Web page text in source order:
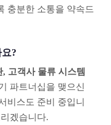
충분한 소통을 약속드
?
고객사 물류 시스템
파트너십을 맺으신
비스도 준비 중입니
겠습니다.